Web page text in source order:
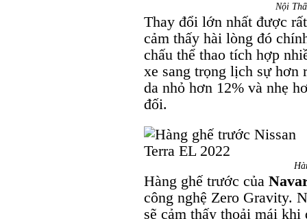
Nội
Thay đổi lớn nhất được
cảm thấy hài lòng đó
chấu thể thao tích hợp
xe sang trọng lịch sự hơn
da nhỏ hơn 12% và nhẹ
đối.
Hàng ghế trước của
công nghệ Zero Gravity.
sẽ cảm thấy thoải mái